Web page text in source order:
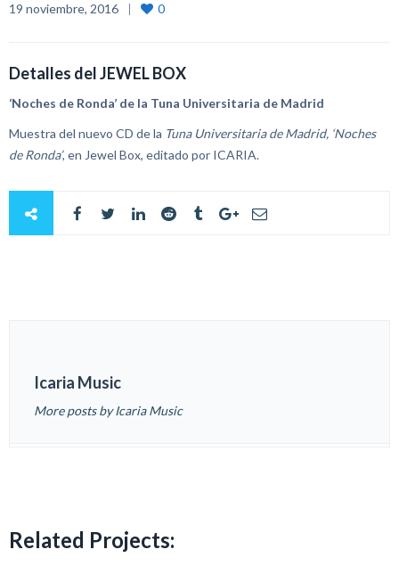
19 noviembre, 2016 0
Detalles del JEWEL BOX
‘Noches de Ronda’ de la Tuna Universitaria de Madrid
Muestra del nuevo CD de la Tuna Universitaria de Madrid, ‘Noches
de Ronda’, en Jewel Box, editado por ICARIA.
Icaria Music
More posts by Icaria Music
Related Projects: